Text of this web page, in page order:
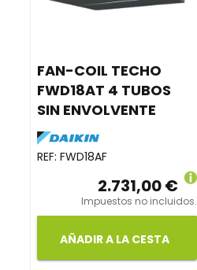
FAN-COIL TECHO
FWD18AT 4 TUBOS
SIN ENVOLVENTE
REF: FWD18AF
2.731,00 €
Impuestos no incluidos.
AÑADIR A LA CESTA